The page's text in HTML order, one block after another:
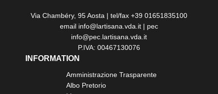
Via Chambéry, 95 Aosta | tel/fax +39 01651835100
email info@lartisana.vda.it | pec
info@pec.lartisana.vda.it
P.IVA: 00467130076
INFORMATION
Amministrazione Trasparente
Albo Pretorio